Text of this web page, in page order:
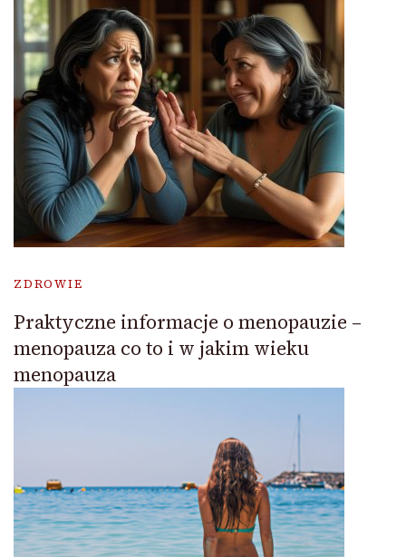
ZDROWIE
Praktyczne informacje o menopauzie –
menopauza co to i w jakim wieku
menopauza